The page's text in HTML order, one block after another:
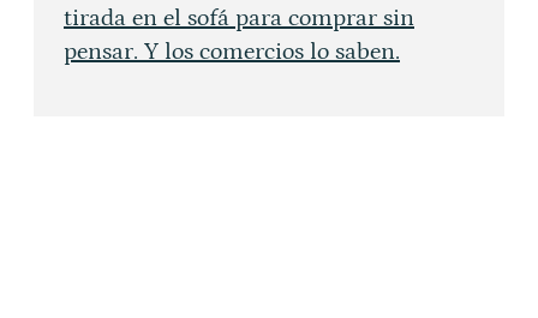
tirada en el sofá para comprar sin
pensar. Y los comercios lo saben.